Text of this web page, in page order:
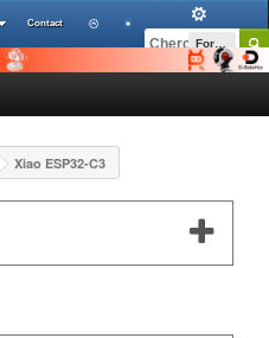
Contact
Forums
Xiao ESP32-C3